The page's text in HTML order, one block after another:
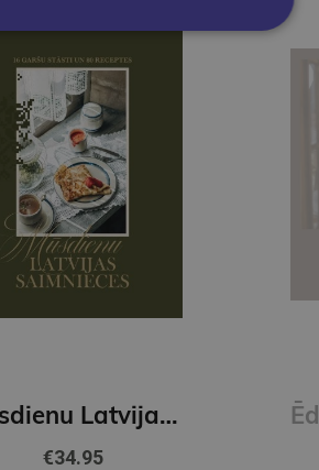
Ēdam skaisti. Vienkāršas receptes ar svētku garšu
€25.95